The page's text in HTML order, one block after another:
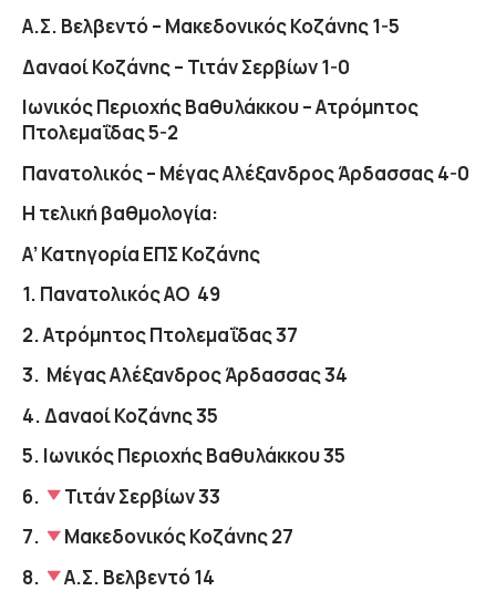
Α.Σ. Βελβεντό – Μακεδονικός Κοζάνης1-5
Δαναοί Κοζάνης – Τιτάν Σερβίων1-0
Ιωνικός Περιοχής Βαθυλάκκου – Ατρόμητος
Πτολεμαΐδας5-2
Πανατολικός – Μέγας Αλέξανδρος Άρδασσας4-0
Η τελική βαθμολογία:
Α’Κατηγορία ΕΠΣ Κοζάνης
1. Πανατολικός ΑΟ 49
2.Ατρόμητος Πτολεμαΐδας37
3. Μέγας Αλέξανδρος Άρδασσας34
4.Δαναοί Κοζάνης35
5. Ιωνικός Περιοχής Βαθυλάκκου35
6.
Τιτάν Σερβίων33
7.
Μακεδονικός Κοζάνης27
8.
Α.Σ. Βελβεντό14